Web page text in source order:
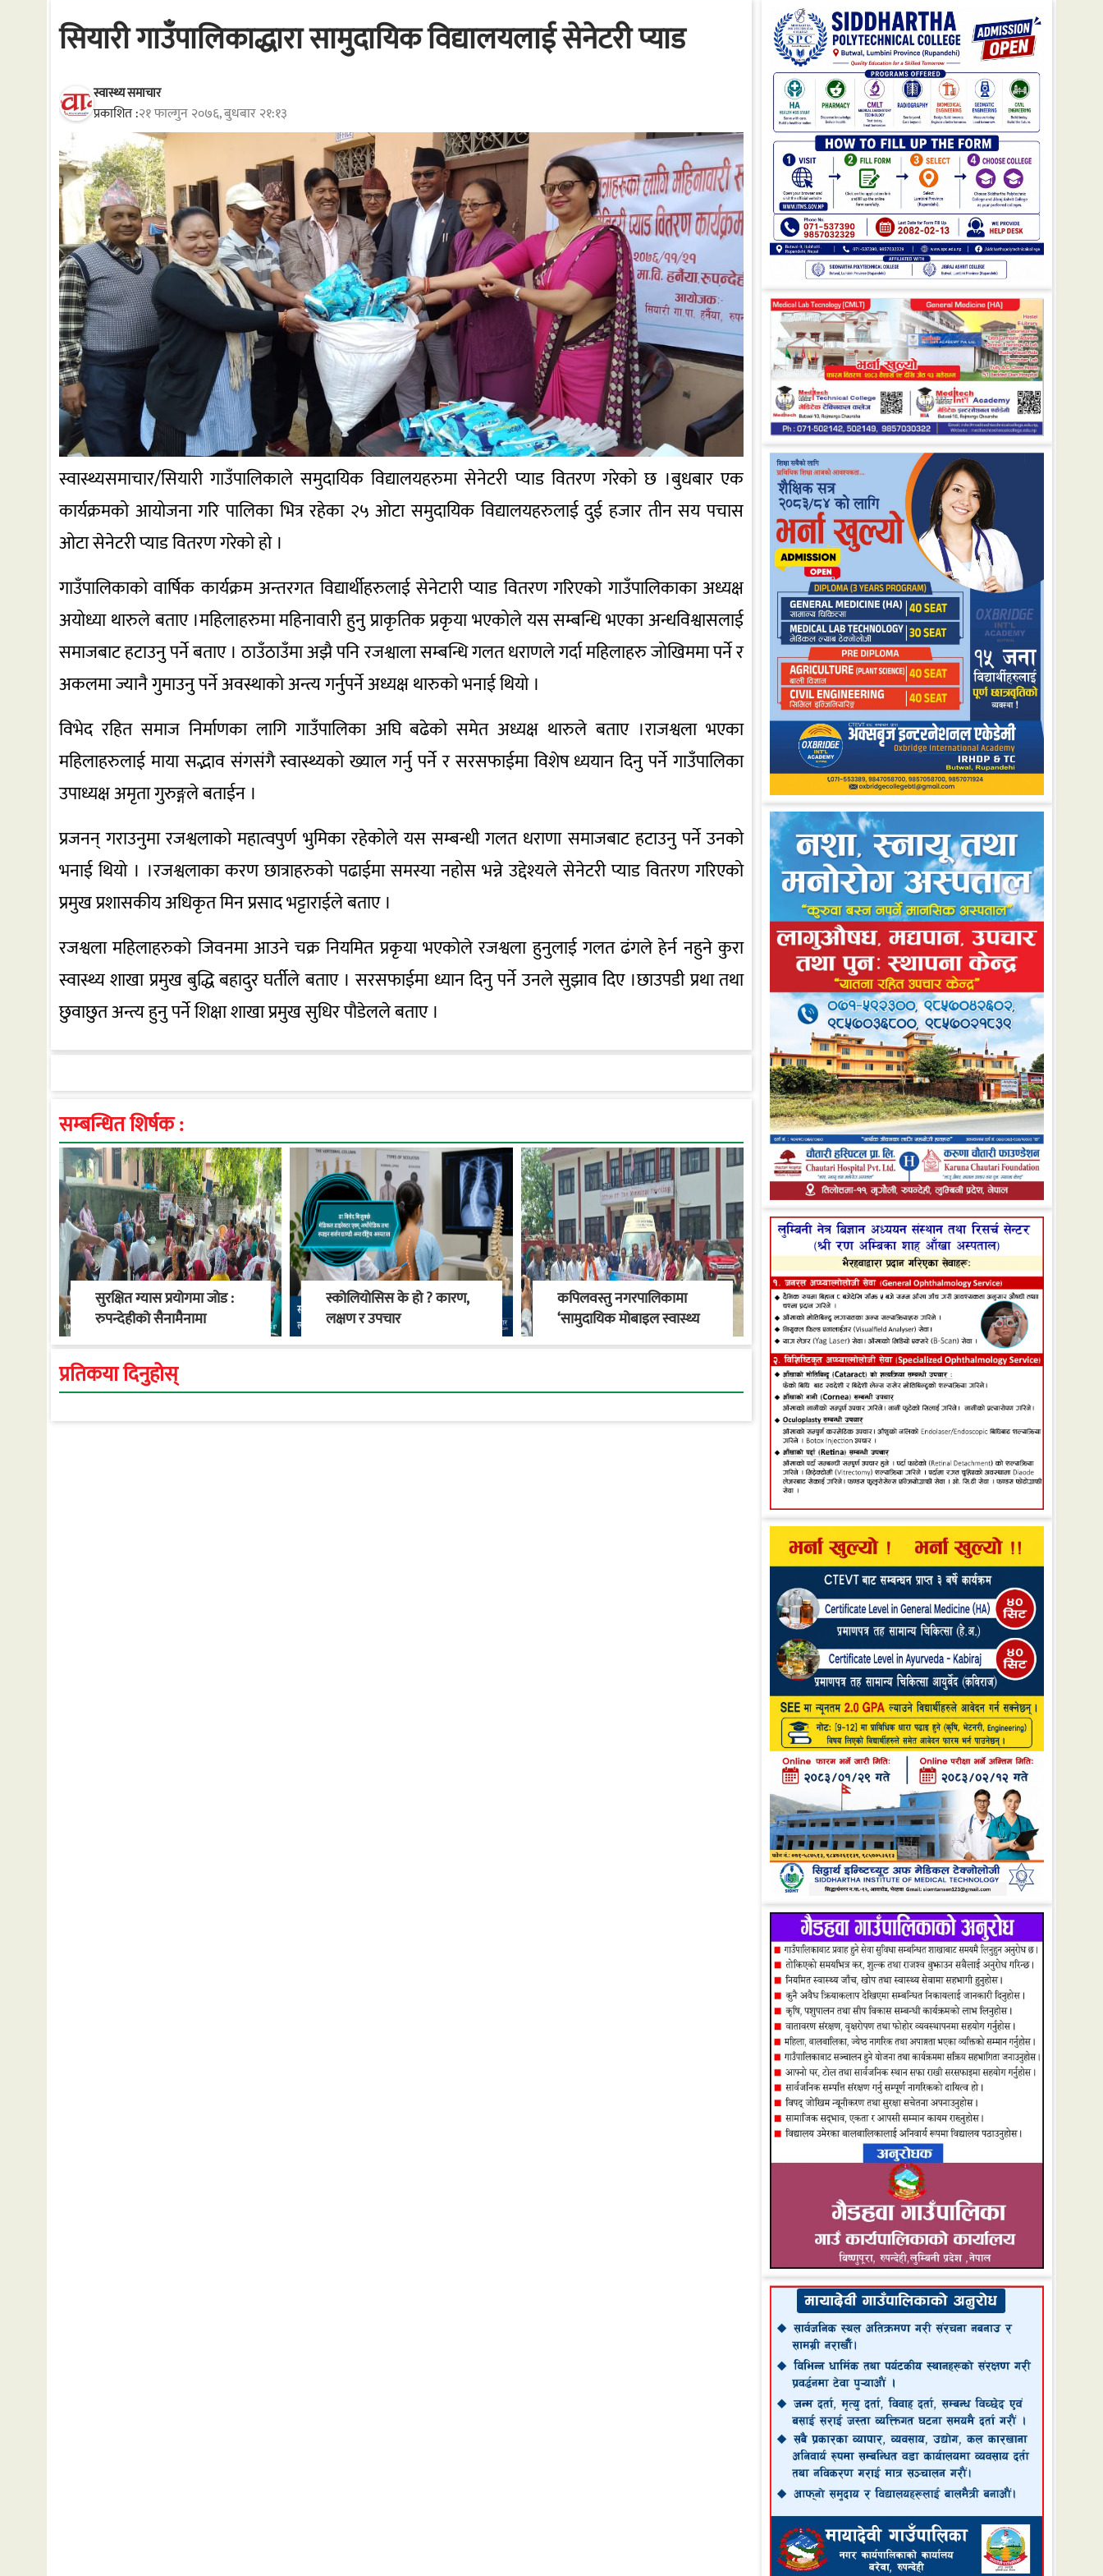
सियारी गाउँपालिकाद्धारा सामुदायिक विद्यालयलाई सेनेटरी प्याड
स्वास्थ्य समाचार
प्रकाशित :२१ फाल्गुन २०७६, बुधबार २१:१३
स्वास्थ्यसमाचार/सियारी गाउँपालिकाले समुदायिक विद्यालयहरुमा सेनेटरी प्याड वितरण गरेको छ ।बुधबार एक
कार्यक्रमको आयोजना गरि पालिका भित्र रहेका २५ ओटा समुदायिक विद्यालयहरुलाई दुई हजार तीन सय पचास
ओटा सेनेटरी प्याड वितरण गरेको हो ।
गाउँपालिकाको वार्षिक कार्यक्रम अन्तरगत विद्यार्थीहरुलाई सेनेटारी प्याड वितरण गरिएको गाउँपालिकाका अध्यक्ष
अयोध्या थारुले बताए ।महिलाहरुमा महिनावारी हुनु प्राकृतिक प्रकृया भएकोले यस सम्बन्धि भएका अन्धविश्वासलाई
समाजबाट हटाउनु पर्ने बताए । ठाउँठाउँमा अझै पनि रजश्वाला सम्बन्धि गलत धराणले गर्दा महिलाहरु जोखिममा पर्ने र
अकलमा ज्यानै गुमाउनु पर्ने अवस्थाको अन्त्य गर्नुपर्ने अध्यक्ष थारुको भनाई थियो ।
विभेद रहित समाज निर्माणका लागि गाउँपालिका अघि बढेको समेत अध्यक्ष थारुले बताए ।राजश्वला भएका
महिलाहरुलाई माया सद्भाव संगसंगै स्वास्थ्यको ख्याल गर्नु पर्ने र सरसफाईमा विशेष ध्ययान दिनु पर्ने गाउँपालिका
उपाध्यक्ष अमृता गुरुङ्गले बताईन ।
प्रजनन् गराउनुमा रजश्वलाको महात्वपुर्ण भुमिका रहेकोले यस सम्बन्धी गलत धराणा समाजबाट हटाउनु पर्ने उनको
भनाई थियो । ।रजश्वलाका करण छात्राहरुको पढाईमा समस्या नहोस भन्ने उद्देश्यले सेनेटरी प्याड वितरण गरिएको
प्रमुख प्रशासकीय अधिकृत मिन प्रसाद भट्टाराईले बताए ।
रजश्वला महिलाहरुको जिवनमा आउने चक्र नियमित प्रकृया भएकोले रजश्वला हुनुलाई गलत ढंगले हेर्न नहुने कुरा
स्वास्थ्य शाखा प्रमुख बुद्धि बहादुर घर्तीले बताए । सरसफाईमा ध्यान दिनु पर्ने उनले सुझाव दिए ।छाउपडी प्रथा तथा
छुवाछुत अन्त्य हुनु पर्ने शिक्षा शाखा प्रमुख सुधिर पौडेलले बताए ।
सम्बन्धित शिर्षक :
सुरक्षित ग्यास प्रयोगमा जोड :
रुपन्देहीको सैनामैनामा
जनचेतनामूलक प्रशिक्षण
सम्पन्न
स्कोलियोसिस के हो ? कारण,
लक्षण र उपचार
कपिलवस्तु नगरपालिकामा
‘सामुदायिक मोबाइल स्वास्थ्य
क्लिनिक’ सञ्चालनमा
प्रतिकया दिनुहोस्